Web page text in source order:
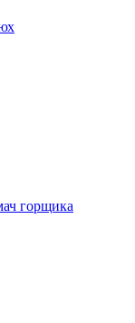
горщика